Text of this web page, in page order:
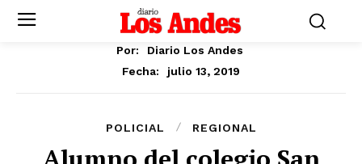
Por:
Diario Los Andes
Fecha:
julio 13, 2019
POLICIAL REGIONAL